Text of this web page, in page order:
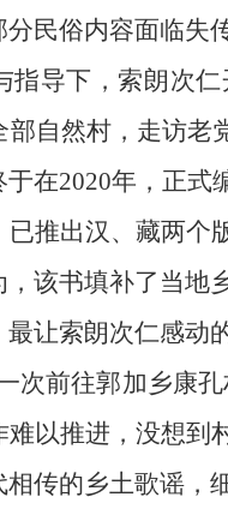
民俗内容面临失
指导下，索朗次
部自然村，走访
在2020年，正式
已推出汉、藏两
该书填补了当地
让索朗次仁感动
次前往郭加乡康
以推进，没想到
传的乡土歌谣，